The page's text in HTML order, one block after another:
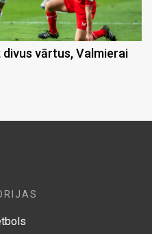
divus vārtus, Valmierai